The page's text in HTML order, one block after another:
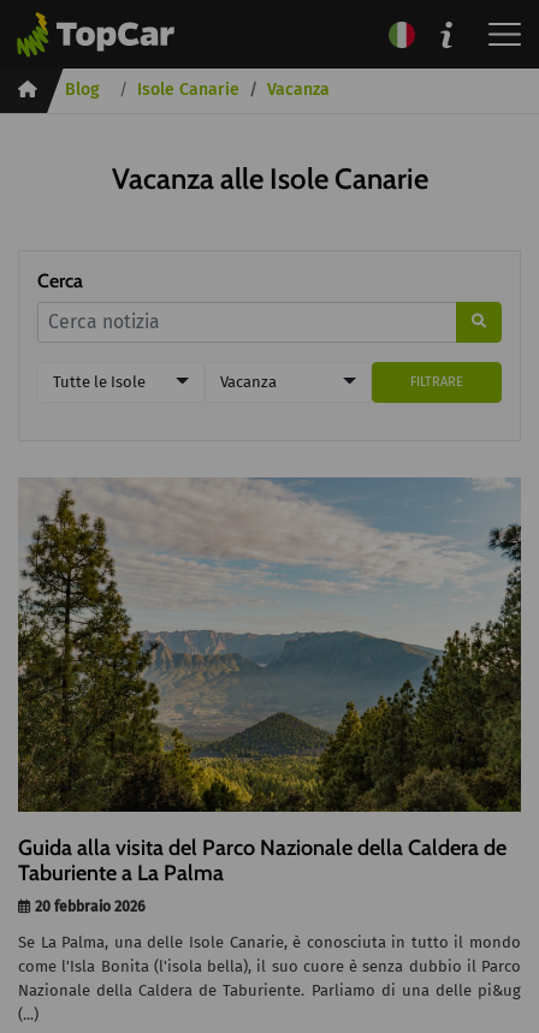
InicioBlog Isole Canarie Vacanza
Vacanza alle Isole Canarie
Guida alla visita del Parco Nazionale della Caldera de
Taburiente a La Palma
20 febbraio 2026
Se La Palma, una delle Isole Canarie, è conosciuta in tutto il mondo
come l'Isla Bonita (l'isola bella), il suo cuore è senza dubbio il Parco
Nazionale della Caldera de Taburiente. Parliamo di una delle pi&ug
(...)
Cerca
Tutte le Isole Vacanza FILTRARE